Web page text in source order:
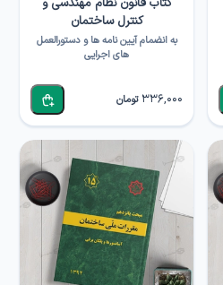
کتاب قانون نظام مهندسی و
کنترل ساختمان
به انضمام آیین نامه ها و دستورالعمل
های اجرایی
336,000 تومان